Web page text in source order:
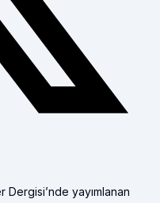
yayımlanan